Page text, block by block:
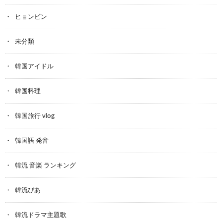
ヒョンビン
未分類
韓国アイドル
韓国料理
韓国旅行 vlog
韓国語 発音
韓流 音楽 ランキング
韓流ぴあ
韓流ドラマ主題歌